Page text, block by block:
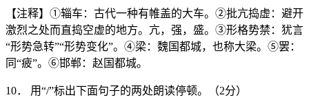
【注释】①辎车：古代一种有帷盖的大车。②批亢捣虚：避开
激烈之处而直捣空虚的地方。亢，强，盛。③形格势禁：犹言
“形势急转”“形势变化”。④梁：魏国都城，也称大梁。⑤罢：
同“疲”。⑥邯郸：赵国都城。
10． 用“/”标出下面句子的两处朗读停顿。（2分）